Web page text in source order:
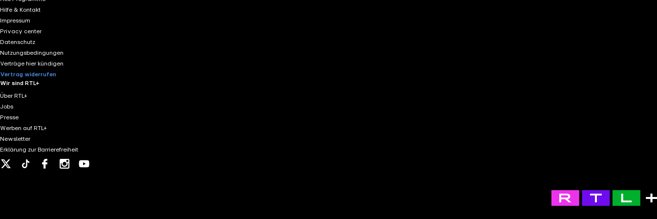
Hilfe & Kontakt
Impressum
Privacy center
Datenschutz
Nutzungsbedingungen
Verträge hier kündigen
Vertrag widerrufen
Wir sind RTL+
Über RTL+
Jobs
Presse
Werben auf RTL+
Newsletter
Erklärung zur Barrierefreiheit
Tiktok FacebookInstagram